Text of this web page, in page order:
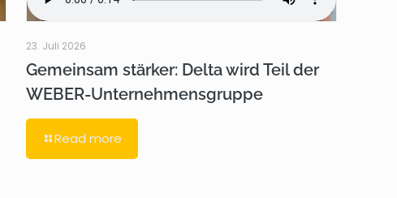
23. Juli 2026
Gemeinsam stärker: Delta wird Teil der
WEBER-Unternehmensgruppe
Read more